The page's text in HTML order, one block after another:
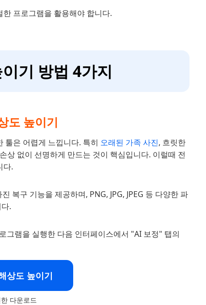
프로그램을 활용해야 합니다.
기 방법 4가지
도 높이기
툴은 어렵게 느낍니다. 특히 오래된 가족 사진, 흐릿한
상 없이 선명하게 만드는 것이 핵심입니다. 이럴때 전
다.
복구 기능을 제공하며, PNG, JPG, JPEG 등 다양한 파
.
그램을 실행한 다음 인터페이스에서 "AI 보정" 탭의
상도 높이기
다운로드